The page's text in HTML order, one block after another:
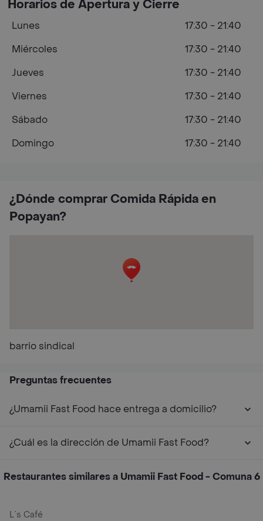
¿Dónde comprar Comida Rápida en
Popayan?
barrio sindical
Horarios de Apertura y Cierre
Lunes
17:30 - 21:40
Miércoles
17:30 - 21:40
Jueves
17:30 - 21:40
Viernes
17:30 - 21:40
Sábado
17:30 - 21:40
Domingo
17:30 - 21:40
Preguntas frecuentes
¿Umamii Fast Food hace entrega a domicilio?
¿Cuál es la dirección de Umamii Fast Food?
Restaurantes similares a Umamii Fast Food - Comuna 6
L´s Café